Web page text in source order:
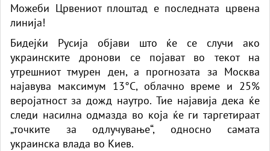
Можеби Црвениот плоштад е последната црвена
линија!
Бидејќи Русија објави што ќе се случи ако
украинските дронови се појават во текот на
утрешниот тмурен ден, а прогнозата за Москва
најавува максимум 13°C, облачно време и 25%
веројатност за дожд наутро. Тие најавија дека ќе
следи насилна одмазда во која ќе ги таргетираат
„точките за одлучување“, односно самата
украинска влада во Киев.